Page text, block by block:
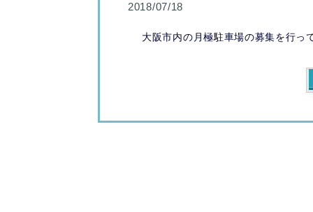
2018/07/18
大阪市内の月極駐車場の募集を行っ